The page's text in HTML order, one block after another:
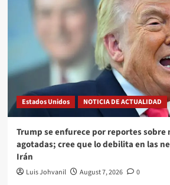
Estados Unidos NOTICIA DE ACTUALIDAD
Trump se enfurece por reportes sobre
agotadas; cree que lo debilita en las
Irán
Luis Johvanil August 7, 2026 0